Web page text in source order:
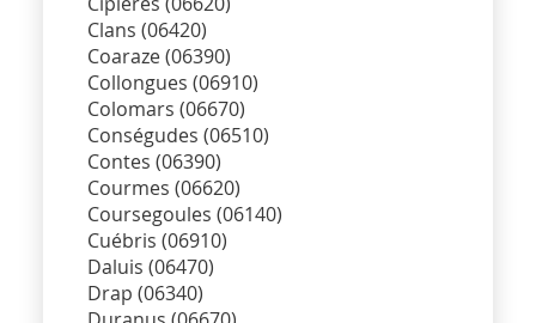
Clans (06420)
Coaraze (06390)
Collongues (06910)
Colomars (06670)
Conségudes (06510)
Contes (06390)
Courmes (06620)
Coursegoules (06140)
Cuébris (06910)
Daluis (06470)
Drap (06340)